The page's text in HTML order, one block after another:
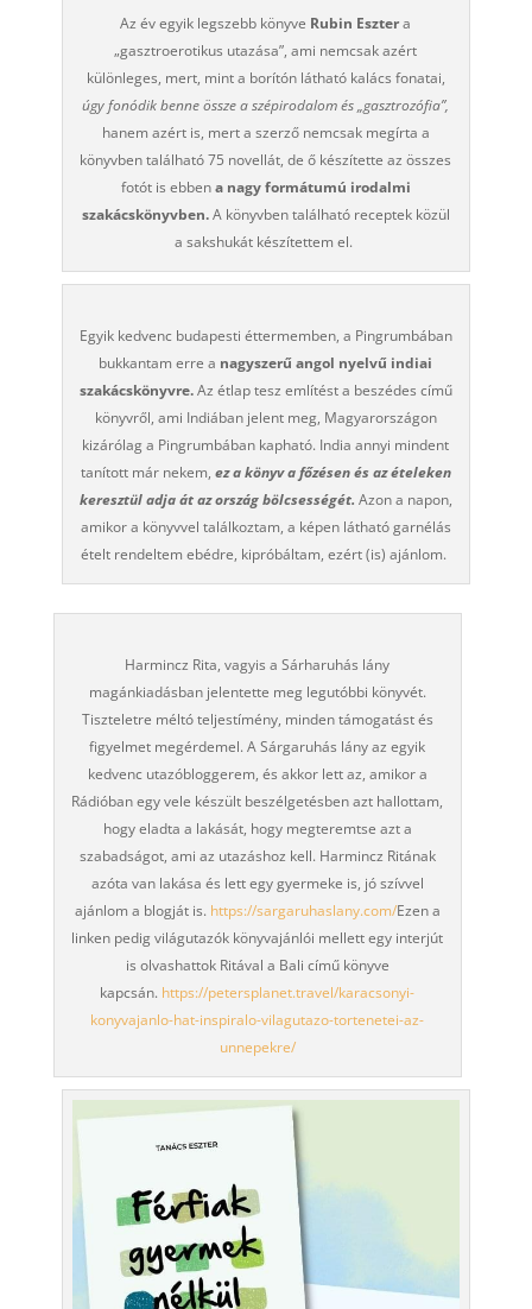
Az év egyik legszebb könyve Rubin Esztera
„gasztroerotikus utazása”, ami nemcsak azért
különleges, mert, mint a borítón látható kalács fonatai,
úgy fonódik benne össze a szépirodalom és „gasztrozófia”,
hanem azért is, mert a szerző nemcsak megírta a
könyvben található 75 novellát, de ő készítette az összes
fotót is ebbena nagy formátumú irodalmi
szakácskönyvben.A könyvben található receptek közül
a sakshukát készítettem el.
Egyik kedvenc budapesti éttermemben, a Pingrumbában
bukkantam erre a nagyszerű angol nyelvű indiai
szakácskönyvre.Az étlap tesz említést a beszédes című
könyvről, ami Indiában jelent meg, Magyarországon
kizárólag a Pingrumbában kapható. India annyi mindent
tanított már nekem, ez a könyv a főzésen és az ételeken
keresztül adja át az ország bölcsességét. Azon a napon,
amikor a könyvvel találkoztam, a képen látható garnélás
ételt rendeltem ebédre, kipróbáltam, ezért (is) ajánlom.
Harmincz Rita, vagyis a Sárharuhás lány
magánkiadásban jelentette meg legutóbbi könyvét.
Tiszteletre méltó teljestímény, minden támogatást és
figyelmet megérdemel. A Sárgaruhás lány az egyik
kedvenc utazóbloggerem, és akkor lett az, amikor a
Rádióban egy vele készült beszélgetésben azt hallottam,
hogy eladta a lakását, hogy megteremtse azt a
szabadságot, ami az utazáshoz kell. Harmincz Ritának
azóta van lakása és lett egy gyermeke is, jó szívvel
ajánlom a blogját is. https://sargaruhaslany.com/Ezen a
linken pedig világutazók könyvajánlói mellett egy interjút
is olvashattok Ritával a Bali című könyve
kapcsán. https://petersplanet.travel/karacsonyi-
konyvajanlo-hat-inspiralo-vilagutazo-tortenetei-az-
unnepekre/